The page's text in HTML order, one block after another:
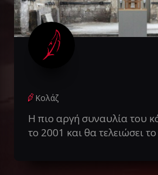
Κολάζ
Η πιο αργή συναυλία του
το 2001 και θα τελειώσει